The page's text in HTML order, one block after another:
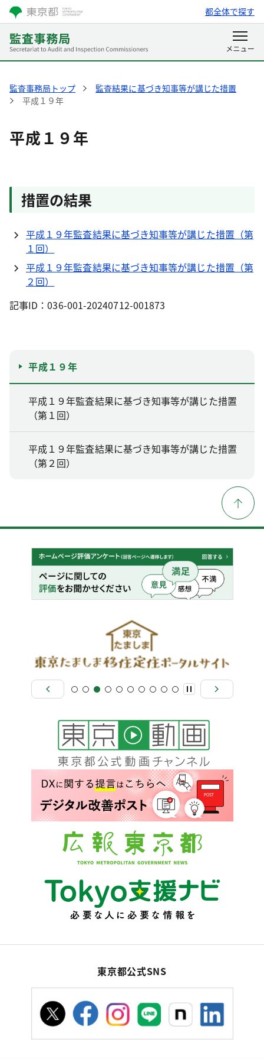
都全体で探す
監査事務局トップ
監査結果に基づき知事等が講じた措置
平成１９年
平成１９年
措置の結果
平成１９年監査結果に基づき知事等が講じた措置（第
１回）
平成１９年監査結果に基づき知事等が講じた措置（第
２回）
記事ID：036-001-20240712-001873
平成１９年
平成１９年監査結果に基づき知事等が講じた措置
（第１回）
平成１９年監査結果に基づき知事等が講じた措置
（第２回）
東京都公式SNS